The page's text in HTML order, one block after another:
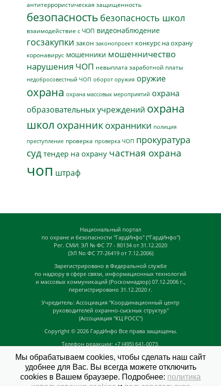
антитеррористическая защищенность
безопасность безопасность школ
взаимодействие с ЧОП видеонаблюдение
госзакупки закон законопроект конкурс на охрану
коронавирус мошенники мошенничество
нарушения ЧОП невыплата заработной платы
недобросовестный ЧОП оборот оружия оружие
охрана охрана массовых мероприятий охрана
образовательных учреждений охрана
школ охранник охранники полиция
преступление проверка проверка ЧОП прокуратура
суд тендер на охрану частная охрана
чоп штраф
Национальный портал
по охране и безопасности "ГардИнфо" ("ГардИнфо")
Рег. СМИ: ЭЛ № ФС 77 - 80134 от 31.12.2020
(ЭЛ No ФС 77-26419 от 7.12.2006)
Зарегистрировано в Федеральной службе
по надзору в сфере связи, информационных технологий
и массовых коммуникаций (Роскомнадзор) 07.12.2006 г.,
перегистрировано 31.12.2020 г.
Учредитель: Ассоциация "Координационный центр
руководителей охранно-сыскных структур"
(Ассоциация "КЦ РОСС")
Copyright © 2026 ГардИнфо Все права защищены.
Телефон редакции: +7 (495) 641-0073,
news@guardinfo.online
Главный редактор: Кузьмин Д.А.
Мы обрабатываем cookies, чтобы сделать наш сайт
удобнее для Вас. Вы всегда можете отключить
cookies в Вашем браузере. Подробнее: политика